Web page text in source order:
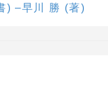
) –早川 勝 (著)